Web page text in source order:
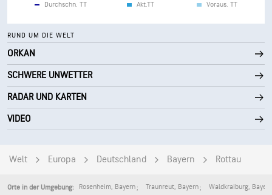
Durchschn. TT
Akt.TT
Voraus. TT
RUND UM DIE WELT
ORKAN
SCHWERE UNWETTER
RADAR UND KARTEN
VIDEO
Welt Europa Deutschland Bayern Rottau
Orte in der Umgebung: Rosenheim, Bayern Traunreut, Bayern Waldkraiburg, Bayern